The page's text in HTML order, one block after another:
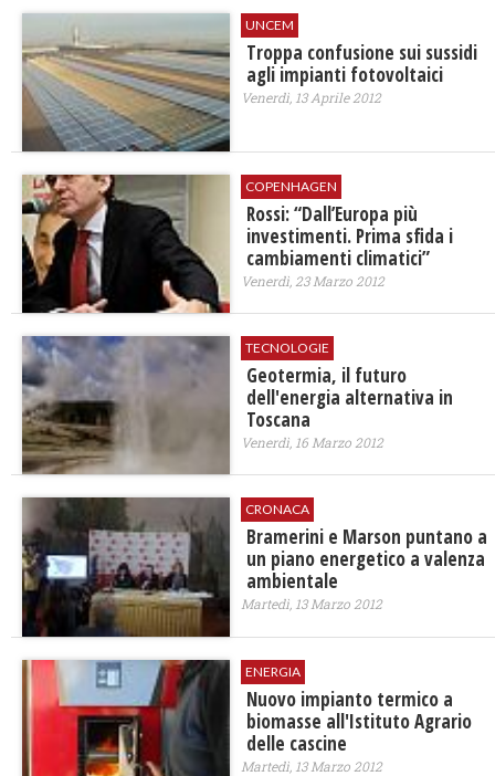
UNCEM
Troppa confusione sui sussidi
agli impianti fotovoltaici
Venerdì, 13 Aprile 2012
COPENHAGEN
Rossi: “Dall’Europa più
investimenti. Prima sfida i
cambiamenti climatici”
Venerdì, 23 Marzo 2012
TECNOLOGIE
Geotermia, il futuro
dell'energia alternativa in
Toscana
Venerdì, 16 Marzo 2012
CRONACA
Bramerini e Marson puntano a
un piano energetico a valenza
ambientale
Martedì, 13 Marzo 2012
ENERGIA
Nuovo impianto termico a
biomasse all'Istituto Agrario
delle cascine
Martedì, 13 Marzo 2012